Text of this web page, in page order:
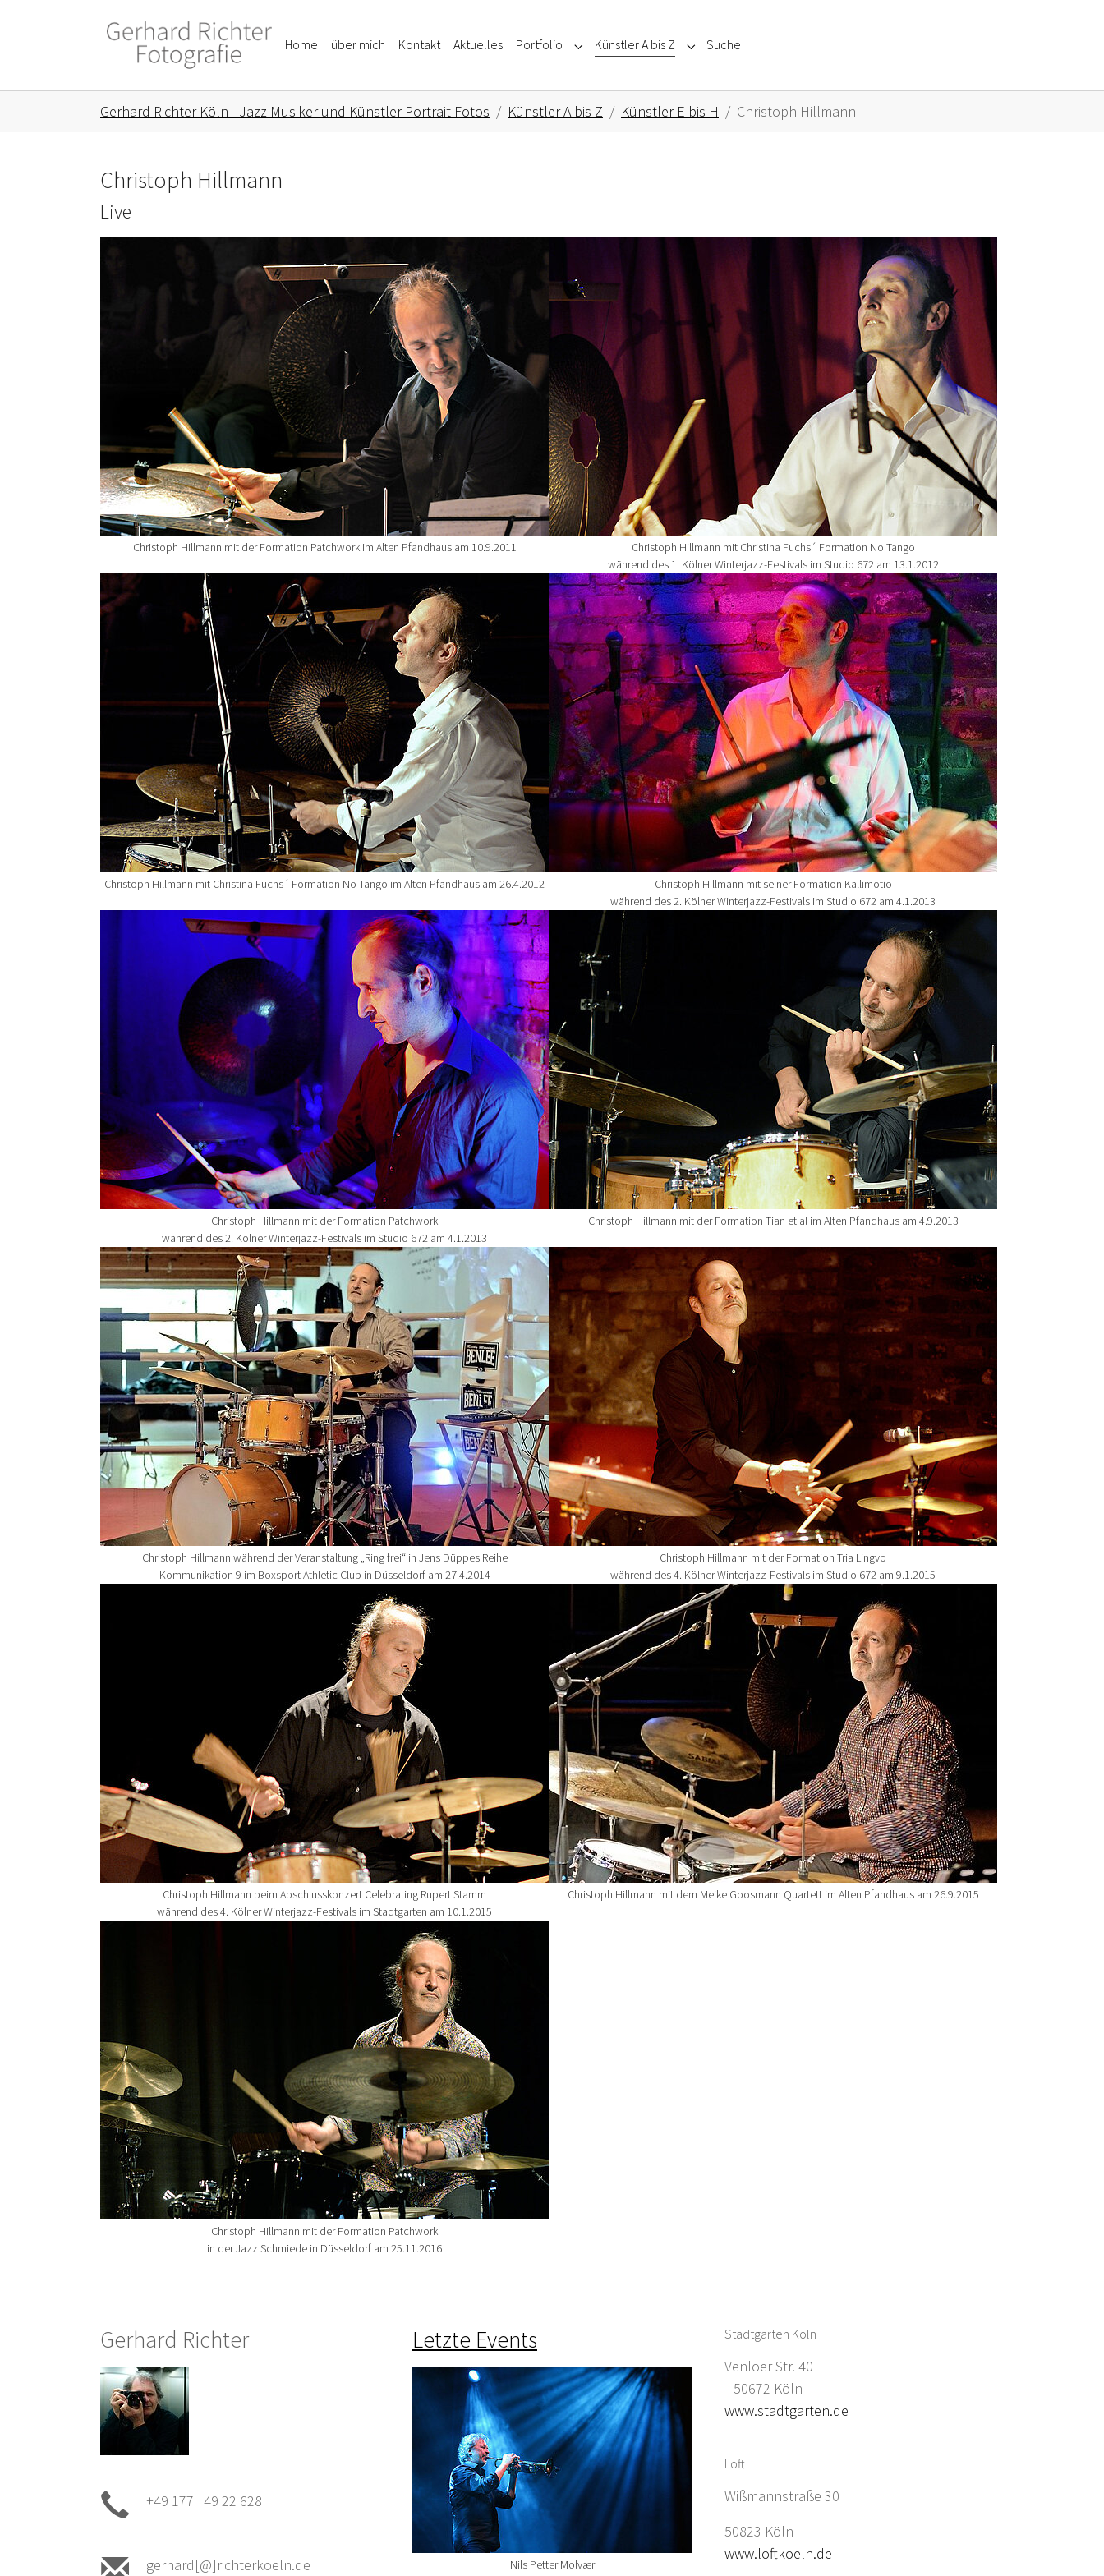
Home über mich Kontakt Aktuelles Portfolio Submenu for "Portfolio"
Künstler A bis Z Submenu for "Künstler A bis Z"
Suche
Gerhard Richter Köln - Jazz Musiker und Künstler Portrait Fotos Künstler A bis Z Künstler E bis H Christoph Hillmann
Christoph Hillmann
Live
Show larger version for:
Christoph Hillmann mit der Formation Patchwork im Alten Pfandhaus am 10.9.2011
Christoph Hillmann mit Christina Fuchs´ Formation No Tango
während des 1. Kölner Winterjazz-Festivals im Studio 672 am 13.1.2012
Show larger version for:
Christoph Hillmann mit Christina Fuchs´ Formation No Tango im Alten Pfandhaus am 26.4.2012
Show larger version for:
Christoph Hillmann mit seiner Formation Kallimotio
während des 2. Kölner Winterjazz-Festivals im Studio 672 am 4.1.2013
Show larger version for:
Christoph Hillmann mit der Formation Patchwork
während des 2. Kölner Winterjazz-Festivals im Studio 672 am 4.1.2013
Show larger version for:
Christoph Hillmann mit der Formation Tian et al im Alten Pfandhaus am 4.9.2013
Show larger version for:
Christoph Hillmann während der Veranstaltung „Ring frei“ in Jens Düppes Reihe
Kommunikation 9 im Boxsport Athletic Club in Düsseldorf am 27.4.2014
Show larger version for:
Christoph Hillmann mit der Formation Tria Lingvo
während des 4. Kölner Winterjazz-Festivals im Studio 672 am 9.1.2015
Christoph Hillmann beim Abschlusskonzert Celebrating Rupert Stamm
während des 4. Kölner Winterjazz-Festivals im Stadtgarten am 10.1.2015
Show larger version for:
Christoph Hillmann mit dem Meike Goosmann Quartett im Alten Pfandhaus am 26.9.2015
Christoph Hillmann mit der Formation Patchwork
in der Jazz Schmiede in Düsseldorf am 25.11.2016
Gerhard Richter
+49 177 49 22 628
gerhard[@]richterkoeln.de
Letzte Events
Nils Petter Molvær
Stadtgarten Köln
Venloer Str. 40
50672 Köln
www.stadtgarten.de
Loft
Wißmannstraße 30
50823 Köln
www.loftkoeln.de